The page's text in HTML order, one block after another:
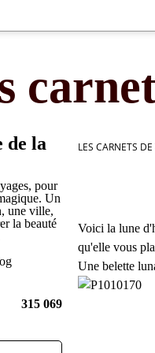
de la
pour
Un
une ville,
la beauté
315 069
LES CARNETS
Voici la lune
qu'elle vous
Une belette